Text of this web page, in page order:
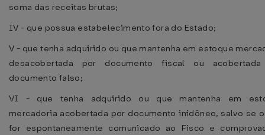
soma das receitas brutas;
IV - que possua estabelecimento fora do Estado;
V - que tenha adquirido ou que mantenha em estoque
desacobertada por documento fiscal ou
documento falso;
VI - que tenha adquirido ou que mantenha em
mercadoria acobertada por documento inidôneo, salvo se
for espontaneamente comunicado ao Fisco e